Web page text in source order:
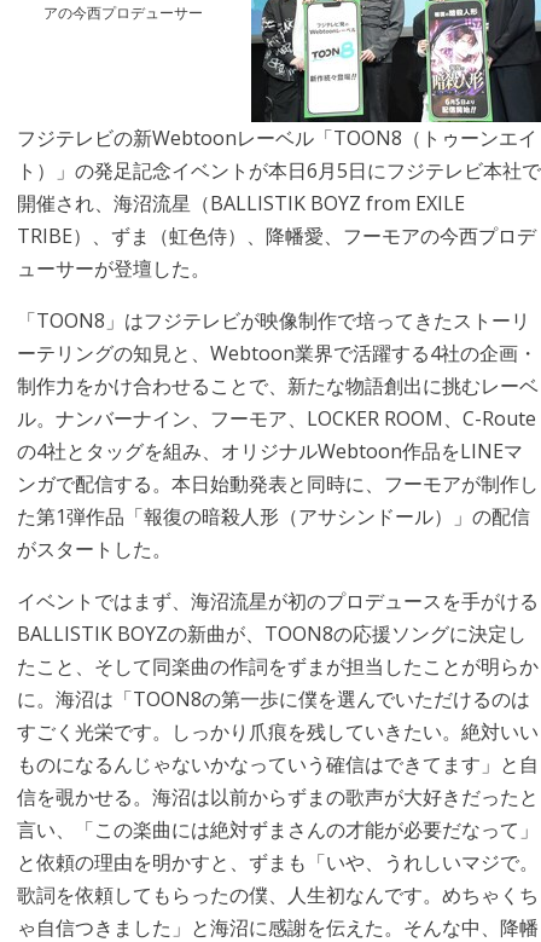
アの今西プロデューサー
フジテレビの新Webtoonレーベル「TOON8（トゥーンエイ
ト）」の発足記念イベントが本日6月5日にフジテレビ本社で
開催され、海沼流星（BALLISTIK BOYZ from EXILE
TRIBE）、ずま（虹色侍）、降幡愛、フーモアの今西プロデ
ューサーが登壇した。
「TOON8」はフジテレビが映像制作で培ってきたストーリ
ーテリングの知見と、Webtoon業界で活躍する4社の企画・
制作力をかけ合わせることで、新たな物語創出に挑むレーベ
ル。ナンバーナイン、フーモア、LOCKER ROOM、C-Route
の4社とタッグを組み、オリジナルWebtoon作品をLINEマ
ンガで配信する。本日始動発表と同時に、フーモアが制作し
た第1弾作品「報復の暗殺人形（アサシンドール）」の配信
がスタートした。
イベントではまず、海沼流星が初のプロデュースを手がける
BALLISTIK BOYZの新曲が、TOON8の応援ソングに決定し
たこと、そして同楽曲の作詞をずまが担当したことが明らか
に。海沼は「TOON8の第一歩に僕を選んでいただけるのは
すごく光栄です。しっかり爪痕を残していきたい。絶対いい
ものになるんじゃないかなっていう確信はできてます」と自
信を覗かせる。海沼は以前からずまの歌声が大好きだったと
言い、「この楽曲には絶対ずまさんの才能が必要だなって」
と依頼の理由を明かすと、ずまも「いや、うれしいマジで。
歌詞を依頼してもらったの僕、人生初なんです。めちゃくち
ゃ自信つきました」と海沼に感謝を伝えた。そんな中、降幡